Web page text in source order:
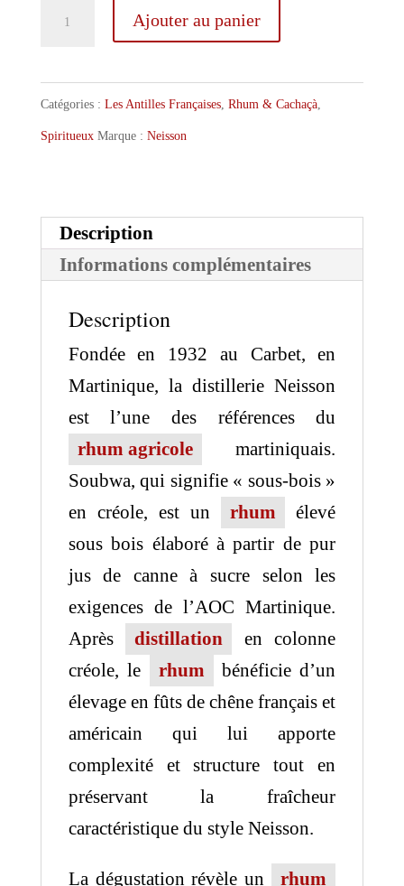
quantité
SouBwa
Ajouter au panier
Catégories : Les Antilles Françaises, Rhum & Cachaçà,
Spiritueux Marque : Neisson
Description
Informations complémentaires
Description
Fondée en 1932 au Carbet, en
Martinique, la distillerieNeisson
est l’une des références du
rhum agricole
martiniquais.
Soubwa, qui signifie « sous-bois »
en créole, est un
rhum
élevé
sous bois élaboré à partir de pur
jus de canne à sucre selon les
exigences de l’AOC Martinique.
Après
distillation
en colonne
créole, le
rhum
bénéficie d’un
élevage en fûts de chêne français et
américain qui lui apporte
complexité et structure tout en
préservant la fraîcheur
caractéristique du style Neisson.
La dégustation révèle un rhum